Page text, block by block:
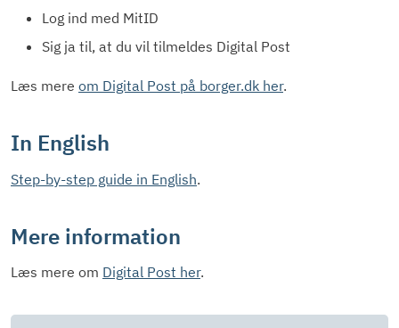
Log ind med MitID
Sig ja til, at du vil tilmeldes Digital Post
Læs mere om Digital Post på borger.dk her.
In English
Step-by-step guide in English.
Mere information
Læs mere om Digital Post her.